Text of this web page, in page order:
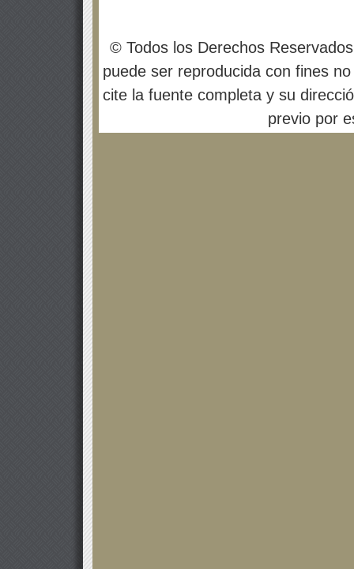
© Todos los Derechos
puede ser reproducida con fines
cite la fuente completa y su
previo por